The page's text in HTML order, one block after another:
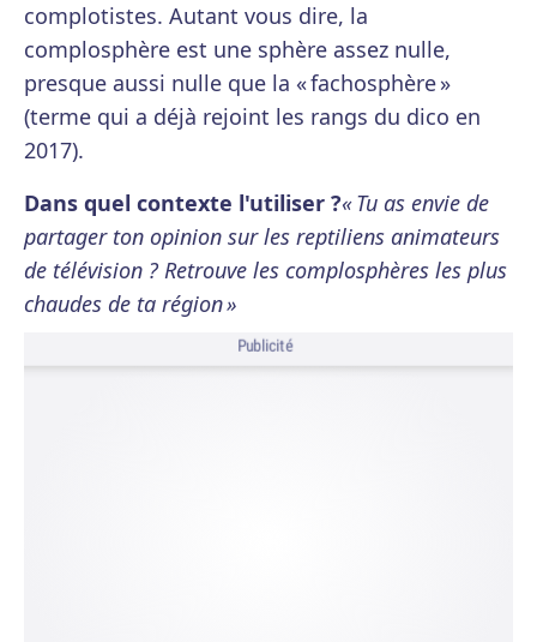
complotistes. Autant vous dire, la
complosphère est une sphère assez nulle,
presque aussi nulle que la « fachosphère »
(terme qui a déjà rejoint les rangs du dico en
2017).
Dans quel contexte l'utiliser ?« Tu as envie de
partager ton opinion sur les reptiliens animateurs
de télévision ? Retrouve les complosphères les plus
chaudes de ta région »
Publicité